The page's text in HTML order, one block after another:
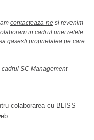
contacteaza-ne si revenim
in cadrul unei retele
gasesti proprietatea pe care
SC Management
colaborarea cu BLISS